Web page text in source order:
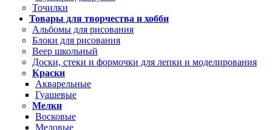
Точилки
Товары для творчества и хобби
Альбомы для рисования
Блоки для рисования
Веер школьный
Доски, стеки и формочки для лепки и моделирования
Краски
Акварельные
Гуашевые
Мелки
Восковые
Меловые